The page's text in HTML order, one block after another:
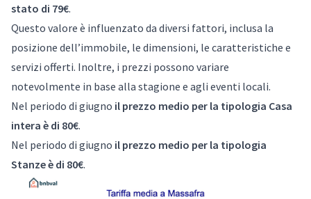
stato di 79€.
Questo valore è influenzato da diversi fattori, inclusa la
posizione dell’immobile, le dimensioni, le caratteristiche e
servizi offerti. Inoltre, i prezzi possono variare
notevolmente in base alla stagione e agli eventi locali.
Nel periodo di giugno il prezzo medio per la tipologia Casa
intera è di 80€.
Nel periodo di giugno il prezzo medio per la tipologia
Stanze è di 80€.